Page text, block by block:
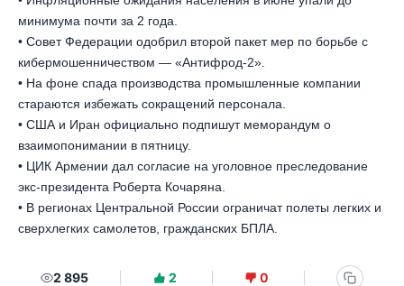
минимума почти за 2 года.
• Совет Федерации одобрил второй пакет мер по борьбе с
кибермошенничеством — «Антифрод-2».
• На фоне спада производства промышленные компании
стараются избежать сокращений персонала.
• США и Иран официально подпишут меморандум о
взаимопонимании в пятницу.
• ЦИК Армении дал согласие на уголовное преследование
экс-президента Роберта Кочаряна.
• В регионах Центральной России ограничат полеты легких и
сверхлегких самолетов, гражданских БПЛА.
2 895 2 0